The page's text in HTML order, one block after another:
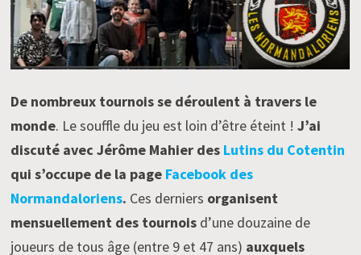
De nombreux tournois se déroulent à travers le
monde. Le souffle du jeu est loin d’être éteint !J’ai
discuté avec Jérôme Mahier des Lutins du Cotentin
qui s’occupe de la page Facebook des
Normandaloriens. Ces derniers organisent
mensuellement des tournois d’une douzaine de
joueurs de tous âge (entre 9 et 47 ans) auxquels